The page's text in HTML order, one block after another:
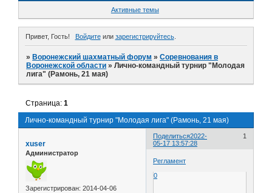
Активные темы
Привет, Гость! Войдитеили зарегистрируйтесь.
»Воронежский шахматный форум »Соревнования в
Воронежской области »Лично-командный турнир "Молодая
лига" (Рамонь, 21 мая)
Лично-командный турнир "Молодая лига" (Рамонь, 21 мая)
Страница:1
Поделиться 1
2022-
05-17 13:57:28
xuser
Администратор
Зарегистрирован: 2014-04-06
Регламент
0